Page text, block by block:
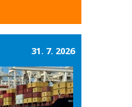
31. 7. 2026